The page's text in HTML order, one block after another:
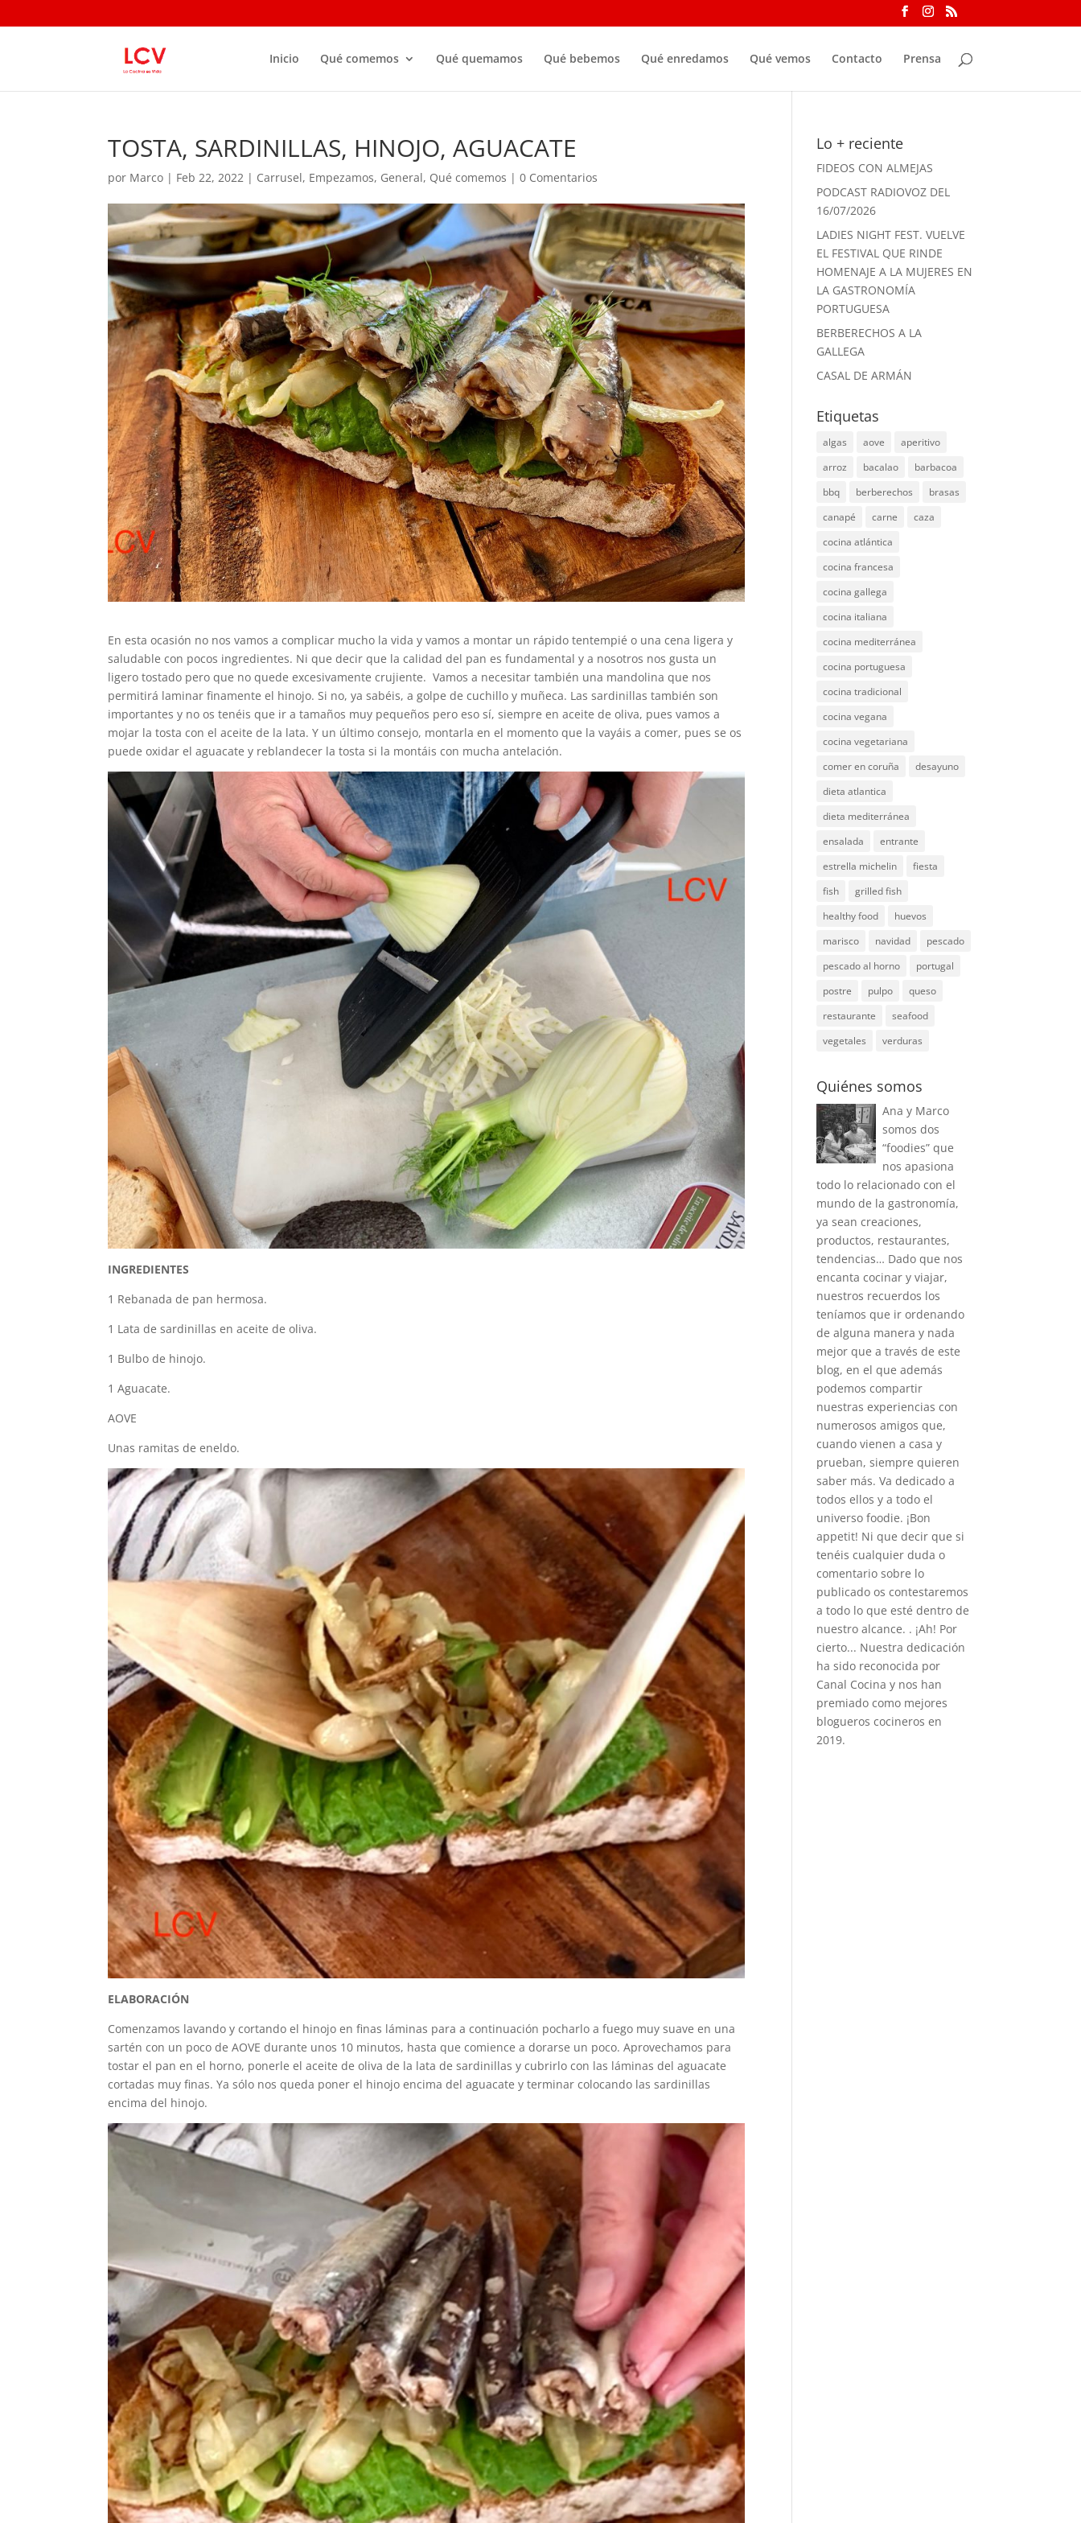
Inicio Qué comemos Qué quemamos Qué bebemos Qué enredamos Qué vemos Contacto Prensa
TOSTA, SARDINILLAS, HINOJO, AGUACATE
por Marco | Feb 22, 2022 | Carrusel, Empezamos, General, Qué comemos |0 Comentarios
En esta ocasión no nos vamos a complicar mucho la vida y vamos a montar un rápido tentempié o una cena ligera y
saludable con pocos ingredientes. Ni que decir que la calidad del pan es fundamental y a nosotros nos gusta un
ligero tostado pero que no quede excesivamente crujiente. Vamos a necesitar también una mandolina que nos
permitirá laminar finamente el hinojo. Si no, ya sabéis, a golpe de cuchillo y muñeca. Las sardinillas también son
importantes y no os tenéis que ir a tamaños muy pequeños pero eso sí, siempre en aceite de oliva, pues vamos a
mojar la tosta con el aceite de la lata. Y un último consejo, montarla en el momento que la vayáis a comer, pues se os
puede oxidar el aguacate y reblandecer la tosta si la montáis con mucha antelación.
INGREDIENTES
1 Rebanada de pan hermosa.
1 Lata de sardinillas en aceite de oliva.
1 Bulbo de hinojo.
1 Aguacate.
AOVE
Unas ramitas de eneldo.
ELABORACIÓN
Comenzamos lavando y cortando el hinojo en finas láminas para a continuación pocharlo a fuego muy suave en una
sartén con un poco de AOVE durante unos 10 minutos, hasta que comience a dorarse un poco. Aprovechamos para
tostar el pan en el horno, ponerle el aceite de oliva de la lata de sardinillas y cubrirlo con las láminas del aguacate
cortadas muy finas. Ya sólo nos queda poner el hinojo encima del aguacate y terminar colocando las sardinillas
encima del hinojo.
Lo + reciente
FIDEOS CON ALMEJAS
PODCAST RADIOVOZ DEL
16/07/2026
LADIES NIGHT FEST. VUELVE
EL FESTIVAL QUE RINDE
HOMENAJE A LA MUJERES EN
LA GASTRONOMÍA
PORTUGUESA
BERBERECHOS A LA
GALLEGA
CASAL DE ARMÁN
Etiquetas
algas aove
aperitivo
arroz
bacalao
barbacoa
bbq
berberechos
brasas
canapé
carne
caza
cocina atlántica
cocina francesa
cocina gallega
cocina italiana
cocina mediterránea
cocina portuguesa
cocina tradicional
cocina vegana
cocina vegetariana
comer en coruña
desayuno
dieta atlantica
dieta mediterránea
ensalada
entrante
estrella michelin
fiesta
fish
grilled fish
healthy food
huevos
marisco
navidad
pescado
pescado al horno
portugal
postre
pulpo
queso
restaurante
seafood
vegetales
verduras
Quiénes somos
Ana y Marco
somos dos
“foodies” que
nos apasiona
todo lo relacionado con el
mundo de la gastronomía,
ya sean creaciones,
productos, restaurantes,
tendencias… Dado que nos
encanta cocinar y viajar,
nuestros recuerdos los
teníamos que ir ordenando
de alguna manera y nada
mejor que a través de este
blog, en el que además
podemos compartir
nuestras experiencias con
numerosos amigos que,
cuando vienen a casa y
prueban, siempre quieren
saber más. Va dedicado a
todos ellos y a todo el
universo foodie. ¡Bon
appetit! Ni que decir que si
tenéis cualquier duda o
comentario sobre lo
publicado os contestaremos
a todo lo que esté dentro de
nuestro alcance. . ¡Ah! Por
cierto... Nuestra dedicación
ha sido reconocida por
Canal Cocina y nos han
premiado como mejores
blogueros cocineros en
2019.